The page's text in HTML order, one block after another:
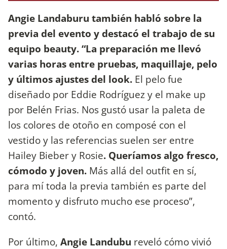
Angie Landaburu también habló sobre la
previa del evento y destacó el trabajo de su
equipo beauty.“La preparación me llevó
varias horas entre pruebas, maquillaje, pelo
y últimos ajustes del look. El pelo fue
diseñado por Eddie Rodríguez y el make up
por Belén Frias. Nos gustó usar la paleta de
los colores de otoño en composé con el
vestido y las referencias suelen ser entre
Hailey Bieber y Rosie. Queríamos algo fresco,
cómodo y joven. Más allá del outfit en sí,
para mí toda la previa también es parte del
momento y disfruto mucho ese proceso”,
contó.
Por último, Angie Landubu reveló cómo vivió